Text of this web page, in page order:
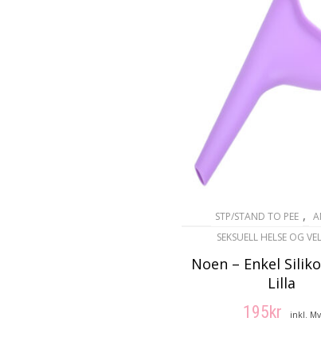
STP/STAND TO PEE ,
SEKSUELL HELSE OG
Noen – Enkel
Lilla
195kr inkl.